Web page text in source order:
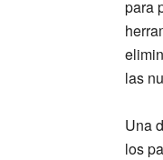
para
las
Una
los